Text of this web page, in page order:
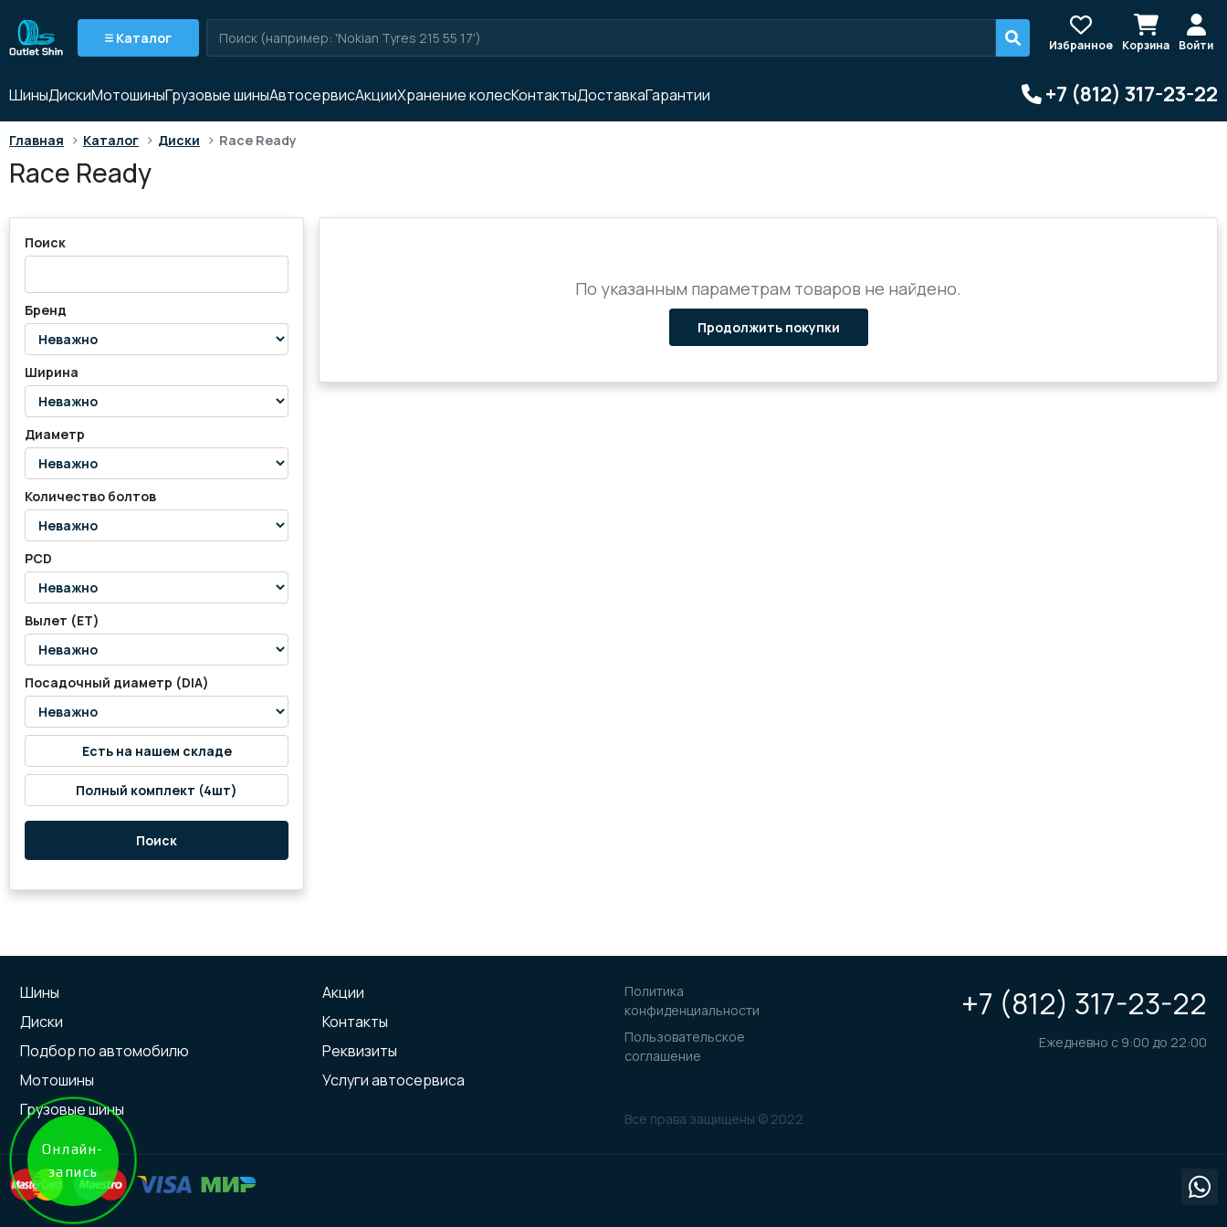
Каталог Избранное Корзина Войти
ШиныДискиМотошиныГрузовые шиныАвтосервисАкцииХранение колесКонтактыДоставкаГарантии +7 (812) 317-23-22
Главная > Каталог > Диски > Race Ready
Race Ready
Поиск
Бренд
Ширина
Диаметр
Количество болтов
PCD
Вылет (ET)
Посадочный диаметр (DIA)
Есть на нашем складе
Полный комплект (4шт)
Поиск
По указанным параметрам товаров не найдено.
Продолжить покупки
Шины
Диски
Подбор по автомобилю
Мотошины
Грузовые шины
Акции
Контакты
Реквизиты
Услуги автосервиса
Политика
конфиденциальности
Пользовательское
соглашение
Все права защищены © 2022
+7 (812) 317-23-22
Ежедневно с 9:00 до 22:00
Онлайн-
запись